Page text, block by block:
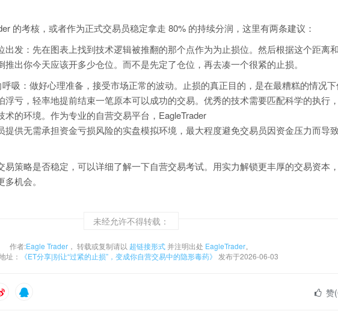
的考核，或者作为正式交易员稳定拿走 80% 的持续分润，这里有两条建议：
出发：先在图表上找到技术逻辑被推翻的那个点作为为止损位。然后根据这个距离
出你今天应该开多少仓位。而不是先定了仓位，再去凑一个很紧的止损。
呼吸：做好心理准备，接受市场正常的波动。止损的真正目的，是在最糟糕的情况
浮亏，轻率地提前结束一笔原本可以成功的交易。优秀的技术需要匹配科学的执行
术的环境。作为专业的自营交易平台，EagleTrader
提供无需承担资金亏损风险的实盘模拟环境，最大程度避免交易员因资金压力而导
易策略是否稳定，可以详细了解一下自营交易考试。用实力解锁更丰厚的交易资本
机会。
未经允许不得转载：
作者:Eagle Trader ， 转载或复制请以 超链接形式并注明出处 EagleTrader。
址：
《ET分享|别让“过紧的止损”，变成你自营交易中的隐形毒药》 发布于2026-06-03
赞(